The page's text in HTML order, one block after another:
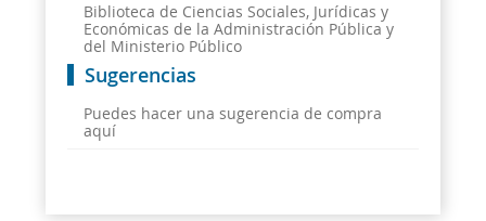
Biblioteca de Ciencias Sociales, Jurídicas y
Económicas de la Administración Pública y
del Ministerio Público
Sugerencias
Puedes hacer una sugerencia de compra
aquí